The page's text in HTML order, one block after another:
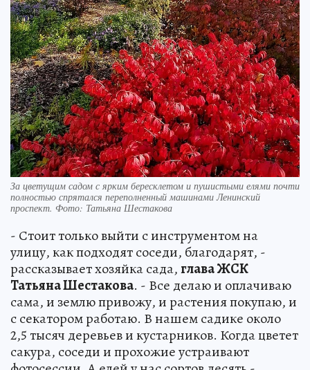
За цветущим садом с ярким бересклетом и пушистыми елями почти
полностью спрятался переполненный машинами Ленинский
проспект. Фото: Татьяна Шестакова
- Стоит только выйти с инструментом на
улицу, как подходят соседи, благодарят, -
рассказывает хозяйка сада,глава ЖСК
Татьяна Шестакова. - Все делаю и оплачиваю
сама, и землю привожу, и растения покупаю, и
с секатором работаю. В нашем садике около
2,5 тысяч деревьев и кустарников. Когда цветет
сакура, соседи и прохожие устраивают